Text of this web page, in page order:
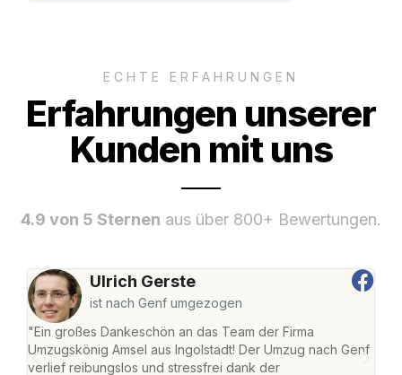
ECHTE ERFAHRUNGEN
Erfahrungen unserer
Kunden mit uns
4.9 von 5 Sternen aus über 800+ Bewertungen.
Ulrich Gerste
ist nach Genf umgezogen
"Ein großes Dankeschön an das Team der Firma
Umzugskönig Amsel aus Ingolstadt! Der Umzug nach Genf
verlief reibungslos und stressfrei dank der